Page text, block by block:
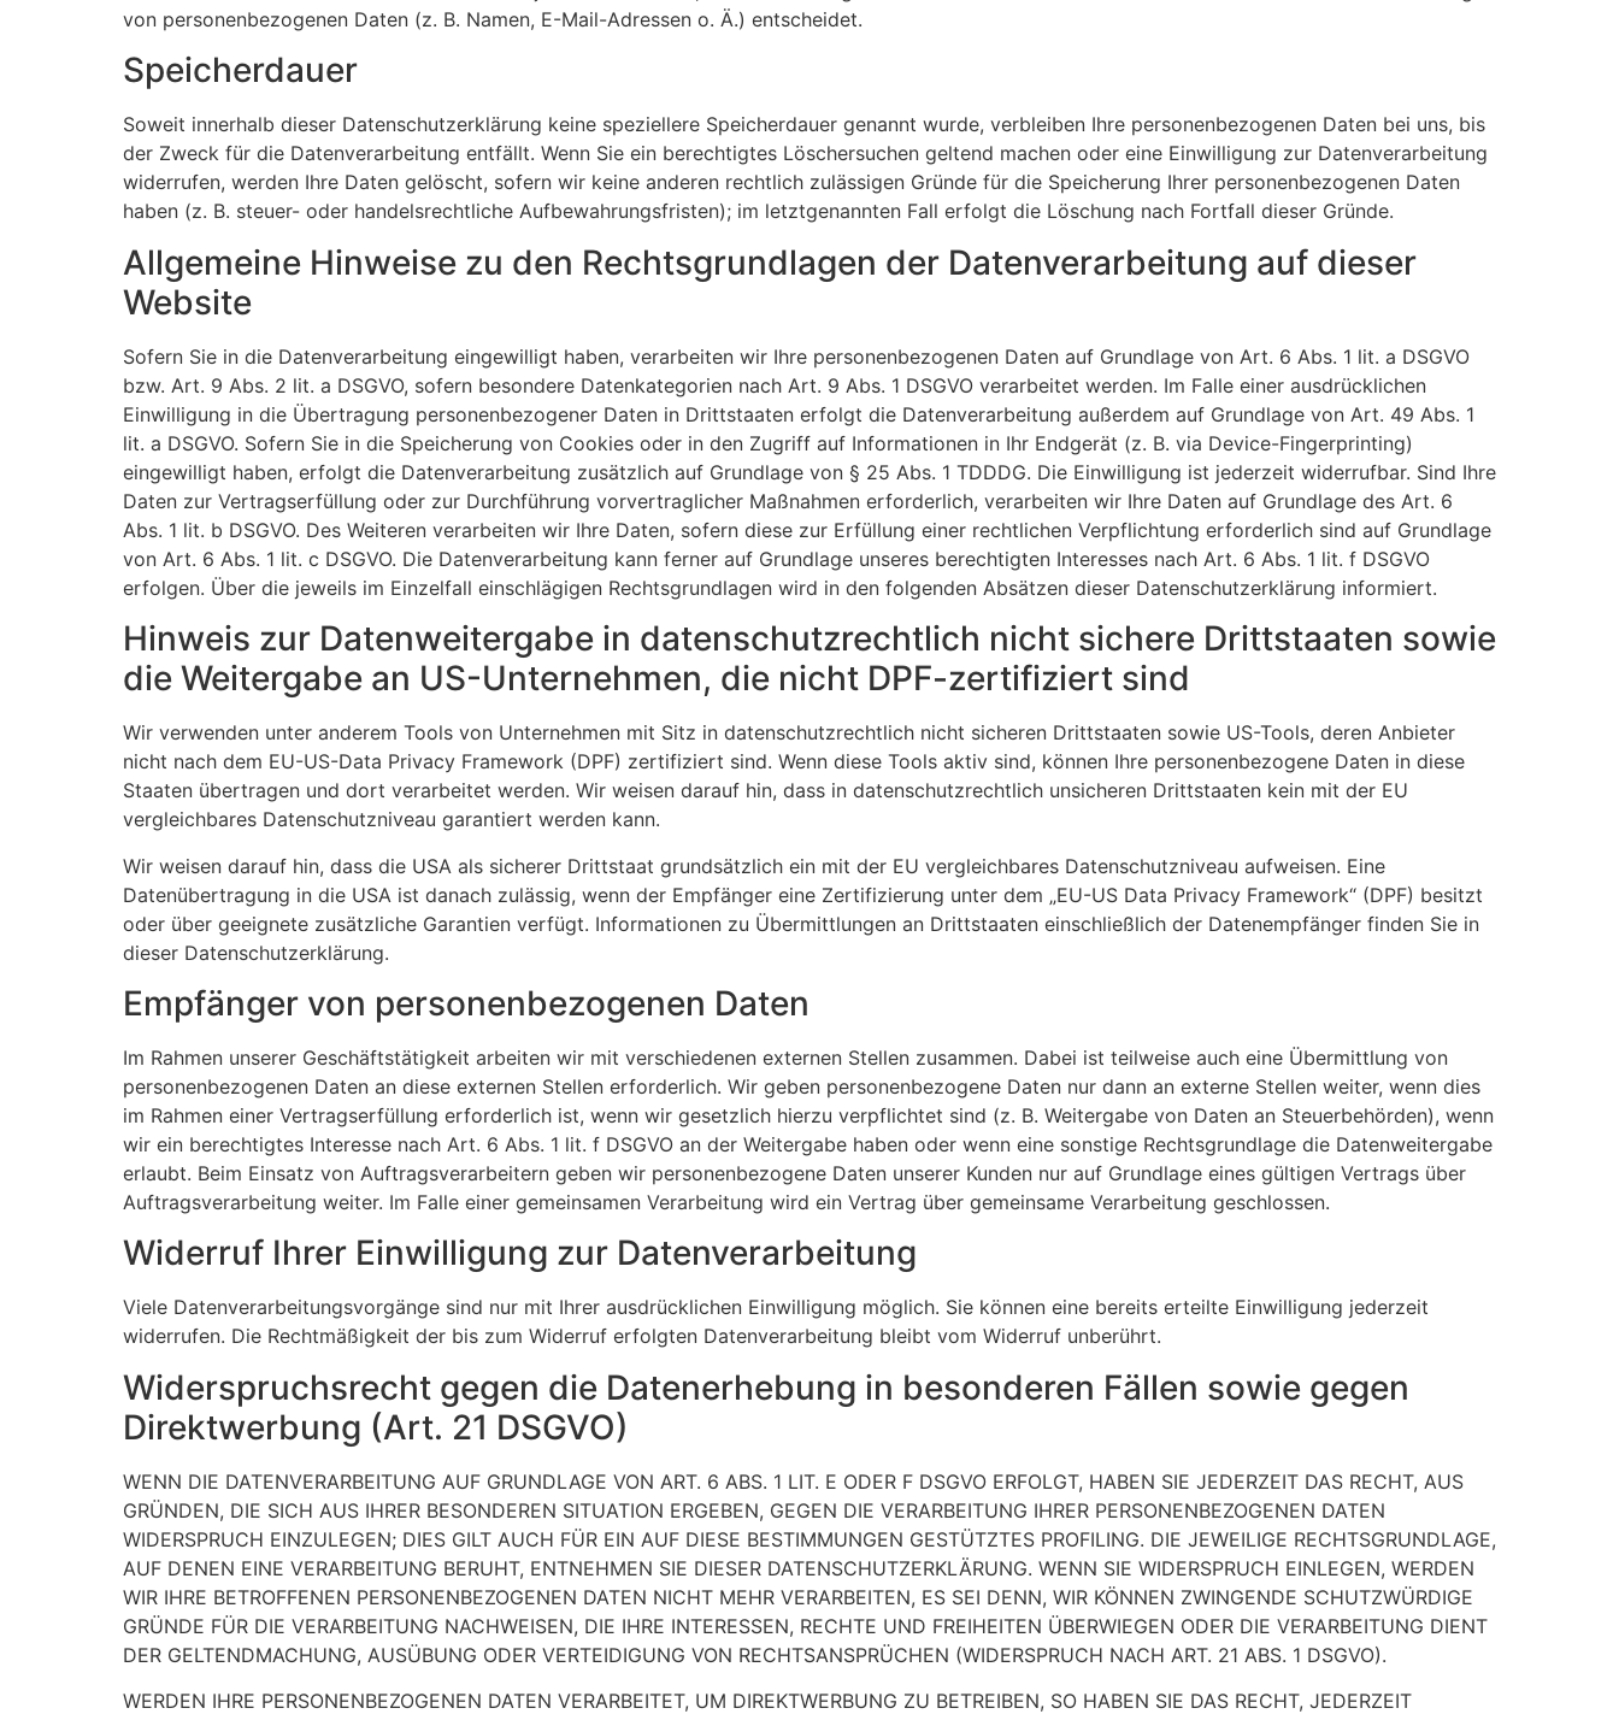
von personenbezogenen Daten (z. B. Namen, E-Mail-Adressen o. Ä.) entscheidet.
Speicherdauer
Soweit innerhalb dieser Datenschutzerklärung keine speziellere Speicherdauer genannt wurde, verbleiben Ihre personenbezogenen Daten bei uns, bis
der Zweck für die Datenverarbeitung entfällt. Wenn Sie ein berechtigtes Löschersuchen geltend machen oder eine Einwilligung zur Datenverarbeitung
widerrufen, werden Ihre Daten gelöscht, sofern wir keine anderen rechtlich zulässigen Gründe für die Speicherung Ihrer personenbezogenen Daten
haben (z. B. steuer- oder handelsrechtliche Aufbewahrungsfristen); im letztgenannten Fall erfolgt die Löschung nach Fortfall dieser Gründe.
Allgemeine Hinweise zu den Rechtsgrundlagen der Datenverarbeitung auf dieser
Website
Sofern Sie in die Datenverarbeitung eingewilligt haben, verarbeiten wir Ihre personenbezogenen Daten auf Grundlage von Art. 6 Abs. 1 lit. a DSGVO
bzw. Art. 9 Abs. 2 lit. a DSGVO, sofern besondere Datenkategorien nach Art. 9 Abs. 1 DSGVO verarbeitet werden. Im Falle einer ausdrücklichen
Einwilligung in die Übertragung personenbezogener Daten in Drittstaaten erfolgt die Datenverarbeitung außerdem auf Grundlage von Art. 49 Abs. 1
lit. a DSGVO. Sofern Sie in die Speicherung von Cookies oder in den Zugriff auf Informationen in Ihr Endgerät (z. B. via Device-Fingerprinting)
eingewilligt haben, erfolgt die Datenverarbeitung zusätzlich auf Grundlage von § 25 Abs. 1 TDDDG. Die Einwilligung ist jederzeit widerrufbar. Sind Ihre
Daten zur Vertragserfüllung oder zur Durchführung vorvertraglicher Maßnahmen erforderlich, verarbeiten wir Ihre Daten auf Grundlage des Art. 6
Abs. 1 lit. b DSGVO. Des Weiteren verarbeiten wir Ihre Daten, sofern diese zur Erfüllung einer rechtlichen Verpflichtung erforderlich sind auf Grundlage
von Art. 6 Abs. 1 lit. c DSGVO. Die Datenverarbeitung kann ferner auf Grundlage unseres berechtigten Interesses nach Art. 6 Abs. 1 lit. f DSGVO
erfolgen. Über die jeweils im Einzelfall einschlägigen Rechtsgrundlagen wird in den folgenden Absätzen dieser Datenschutzerklärung informiert.
Hinweis zur Datenweitergabe in datenschutzrechtlich nicht sichere Drittstaaten sowie
die Weitergabe an US-Unternehmen, die nicht DPF-zertifiziert sind
Wir verwenden unter anderem Tools von Unternehmen mit Sitz in datenschutzrechtlich nicht sicheren Drittstaaten sowie US-Tools, deren Anbieter
nicht nach dem EU-US-Data Privacy Framework (DPF) zertifiziert sind. Wenn diese Tools aktiv sind, können Ihre personenbezogene Daten in diese
Staaten übertragen und dort verarbeitet werden. Wir weisen darauf hin, dass in datenschutzrechtlich unsicheren Drittstaaten kein mit der EU
vergleichbares Datenschutzniveau garantiert werden kann.
Wir weisen darauf hin, dass die USA als sicherer Drittstaat grundsätzlich ein mit der EU vergleichbares Datenschutzniveau aufweisen. Eine
Datenübertragung in die USA ist danach zulässig, wenn der Empfänger eine Zertifizierung unter dem „EU-US Data Privacy Framework“ (DPF) besitzt
oder über geeignete zusätzliche Garantien verfügt. Informationen zu Übermittlungen an Drittstaaten einschließlich der Datenempfänger finden Sie in
dieser Datenschutzerklärung.
Empfänger von personenbezogenen Daten
Im Rahmen unserer Geschäftstätigkeit arbeiten wir mit verschiedenen externen Stellen zusammen. Dabei ist teilweise auch eine Übermittlung von
personenbezogenen Daten an diese externen Stellen erforderlich. Wir geben personenbezogene Daten nur dann an externe Stellen weiter, wenn dies
im Rahmen einer Vertragserfüllung erforderlich ist, wenn wir gesetzlich hierzu verpflichtet sind (z. B. Weitergabe von Daten an Steuerbehörden), wenn
wir ein berechtigtes Interesse nach Art. 6 Abs. 1 lit. f DSGVO an der Weitergabe haben oder wenn eine sonstige Rechtsgrundlage die Datenweitergabe
erlaubt. Beim Einsatz von Auftragsverarbeitern geben wir personenbezogene Daten unserer Kunden nur auf Grundlage eines gültigen Vertrags über
Auftragsverarbeitung weiter. Im Falle einer gemeinsamen Verarbeitung wird ein Vertrag über gemeinsame Verarbeitung geschlossen.
Widerruf Ihrer Einwilligung zur Datenverarbeitung
Viele Datenverarbeitungsvorgänge sind nur mit Ihrer ausdrücklichen Einwilligung möglich. Sie können eine bereits erteilte Einwilligung jederzeit
widerrufen. Die Rechtmäßigkeit der bis zum Widerruf erfolgten Datenverarbeitung bleibt vom Widerruf unberührt.
Widerspruchsrecht gegen die Datenerhebung in besonderen Fällen sowie gegen
Direktwerbung (Art. 21 DSGVO)
WENN DIE DATENVERARBEITUNG AUF GRUNDLAGE VON ART. 6 ABS. 1 LIT. E ODER F DSGVO ERFOLGT, HABEN SIE JEDERZEIT DAS RECHT, AUS
GRÜNDEN, DIE SICH AUS IHRER BESONDEREN SITUATION ERGEBEN, GEGEN DIE VERARBEITUNG IHRER PERSONENBEZOGENEN DATEN
WIDERSPRUCH EINZULEGEN; DIES GILT AUCH FÜR EIN AUF DIESE BESTIMMUNGEN GESTÜTZTES PROFILING. DIE JEWEILIGE RECHTSGRUNDLAGE,
AUF DENEN EINE VERARBEITUNG BERUHT, ENTNEHMEN SIE DIESER DATENSCHUTZERKLÄRUNG. WENN SIE WIDERSPRUCH EINLEGEN, WERDEN
WIR IHRE BETROFFENEN PERSONENBEZOGENEN DATEN NICHT MEHR VERARBEITEN, ES SEI DENN, WIR KÖNNEN ZWINGENDE SCHUTZWÜRDIGE
GRÜNDE FÜR DIE VERARBEITUNG NACHWEISEN, DIE IHRE INTERESSEN, RECHTE UND FREIHEITEN ÜBERWIEGEN ODER DIE VERARBEITUNG DIENT
DER GELTENDMACHUNG, AUSÜBUNG ODER VERTEIDIGUNG VON RECHTSANSPRÜCHEN (WIDERSPRUCH NACH ART. 21 ABS. 1 DSGVO).
WERDEN IHRE PERSONENBEZOGENEN DATEN VERARBEITET, UM DIREKTWERBUNG ZU BETREIBEN, SO HABEN SIE DAS RECHT, JEDERZEIT